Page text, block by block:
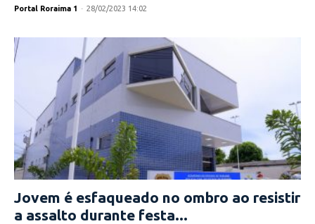
Portal Roraima 1 - 28/02/2023 14:02
Jovem é esfaqueado no ombro ao resistir
a assalto durante festa...